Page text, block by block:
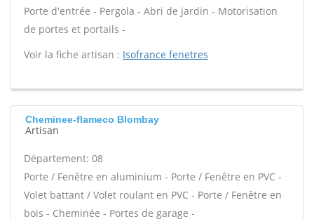
Porte d'entrée - Pergola - Abri de jardin - Motorisation
de portes et portails -
Voir la fiche artisan : Isofrance fenetres
Cheminee-flameco Blombay
Artisan
Département: 08
Porte / Fenêtre en aluminium - Porte / Fenêtre en PVC -
Volet battant / Volet roulant en PVC - Porte / Fenêtre en
bois - Cheminée - Portes de garage -